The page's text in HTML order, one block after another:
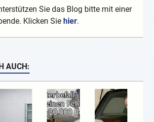
Sie das Blog bitte mit einer
Klicken Sie hier.
AUCH: